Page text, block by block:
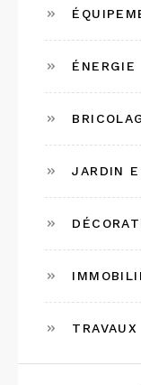
ÉNERGIE
JARDIN
TRAVAUX